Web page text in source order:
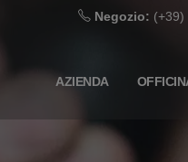
Negozio: (+39)
AZIENDA